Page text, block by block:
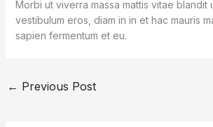
Morbi ut viverra massa mattis vitae blandit
vestibulum eros, diam in in et hac mauris
sapien fermentum et eu.
← Previous Post